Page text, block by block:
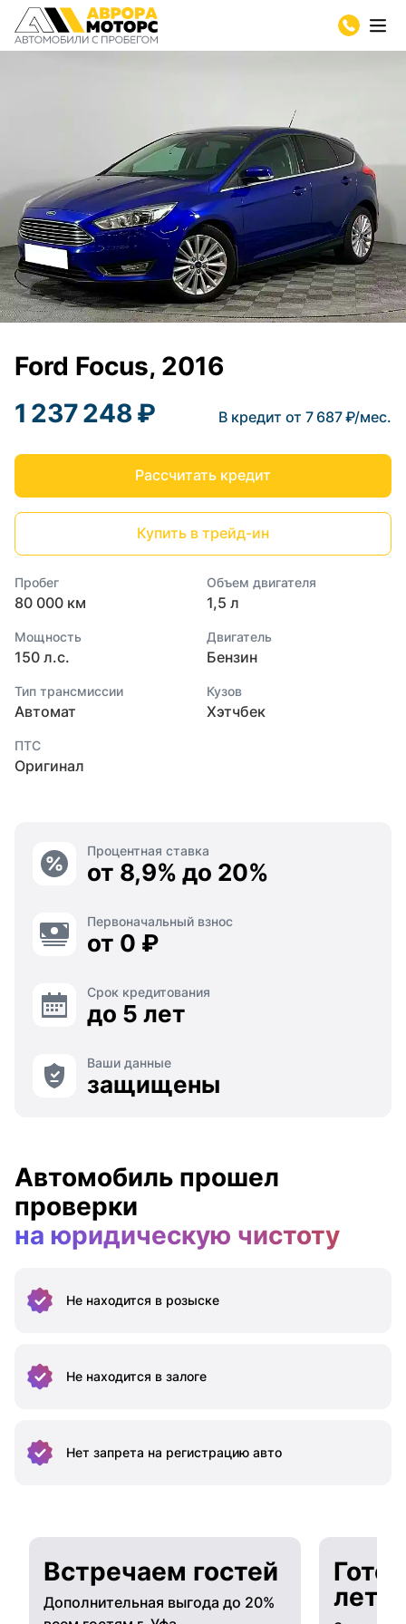
Ford Focus, 2016
1 237 248 ₽
В кредит от 7 687 ₽/мес.
Рассчитать кредит
Купить в трейд-ин
Пробег
80 000 км
Объем двигателя
1,5 л
Мощность
150 л.с.
Двигатель
Бензин
Тип трансмиссии
Автомат
Кузов
Хэтчбек
ПТС
Оригинал
Процентная ставка
от 8,9% до 20%
Первоначальный взнос
от 0 ₽
Срок кредитования
до 5 лет
Ваши данные
защищены
Автомобиль прошел
проверки
на юридическую чистоту
Не находится в розыске
Не находится в залоге
Нет запрета на регистрацию авто
Встречаем гостей
Дополнительная выгода до 20%